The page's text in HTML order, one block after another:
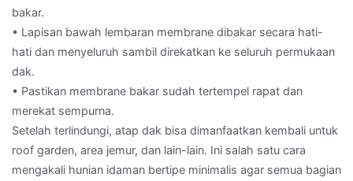
bakar.
• Lapisan bawah lembaran membrane dibakar secara hati-
hati dan menyeluruh sambil direkatkan ke seluruh permukaan
dak.
• Pastikan membrane bakar sudah tertempel rapat dan
merekat sempurna.
Setelah terlindungi, atap dak bisa dimanfaatkan kembali untuk
roof garden, area jemur, dan lain-lain. Ini salah satu cara
mengakali hunian idaman bertipe minimalis agar semua bagian